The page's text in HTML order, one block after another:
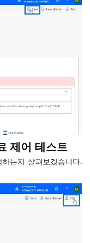
제어 테스트
는지 살펴보겠습니다.